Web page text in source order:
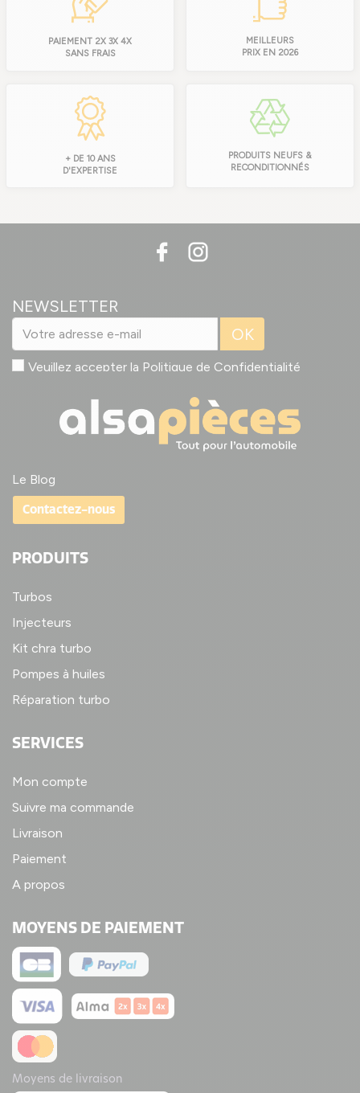
PAIEMENT 2X 3X 4X
SANS FRAIS
MEILLEURS
PRIX EN 2026
+ DE 10 ANS
D'EXPERTISE
PRODUITS NEUFS &
RECONDITIONNÉS
NEWSLETTER
OK
Veuillez accepter la Politique de Confidentialité
Le Blog
Contactez-nous
PRODUITS
Turbos
Injecteurs
Kit chra turbo
Pompes à huiles
Réparation turbo
SERVICES
Mon compte
Suivre ma commande
Livraison
Paiement
A propos
MOYENS DE PAIEMENT
Moyens de livraison